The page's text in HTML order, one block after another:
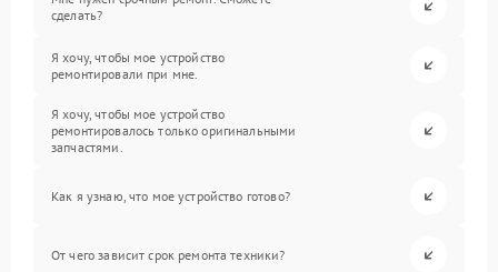
сделать?
Я хочу, чтобы мое устройство
ремонтировали при мне.
Я хочу, чтобы мое устройство
ремонтировалось только оригинальными
запчастями.
Как я узнаю, что мое устройство готово?
От чего зависит срок ремонта техники?